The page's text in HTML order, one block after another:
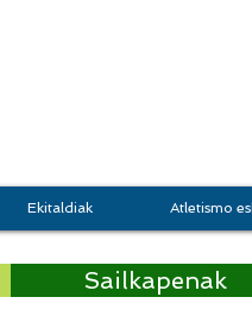
Sailkapenak
Ekitaldiak Atletismo